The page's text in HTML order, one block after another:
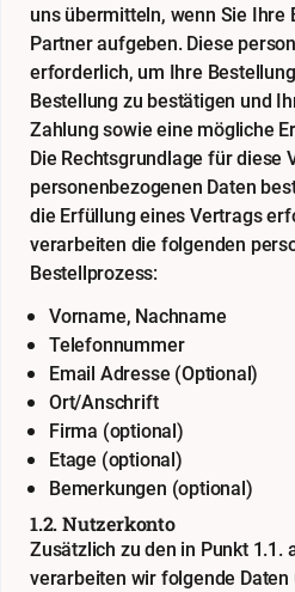
uns übermitteln, wenn Sie Ihre
Partner aufgeben. Diese
erforderlich, um Ihre
Bestellung zu bestätigen und
Zahlung sowie eine mögliche
Die Rechtsgrundlage für diese
personenbezogenen Daten
die Erfüllung eines Vertrags
verarbeiten die folgenden
Bestellprozess:
Vorname, Nachname
Telefonnummer
Email Adresse (Optional)
Ort/Anschrift
Firma (optional)
Etage (optional)
Bemerkungen (optional)
1.2. Nutzerkonto
Zusätzlich zu den in Punkt 1.1.
verarbeiten wir folgende Daten